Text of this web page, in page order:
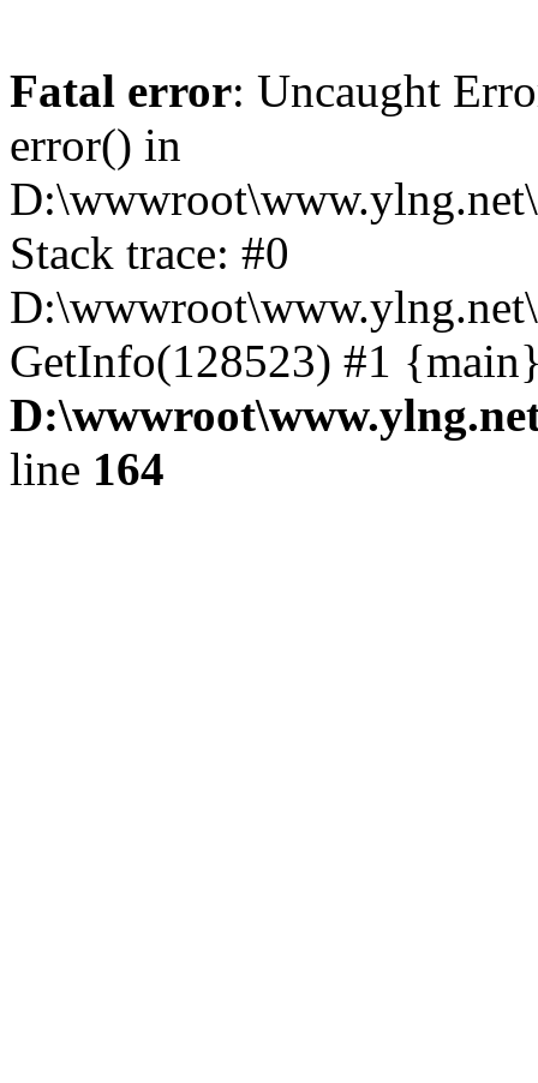
Fatal error: Uncaught
error() in
Stack trace: #0
GetInfo(128523) #1
line 164